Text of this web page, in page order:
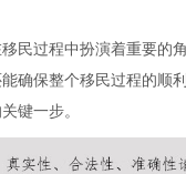
民过程中扮演着重要的
确保整个移民过程的顺
键一步。